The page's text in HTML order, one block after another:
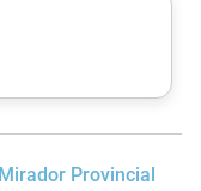
Mirador Provincial